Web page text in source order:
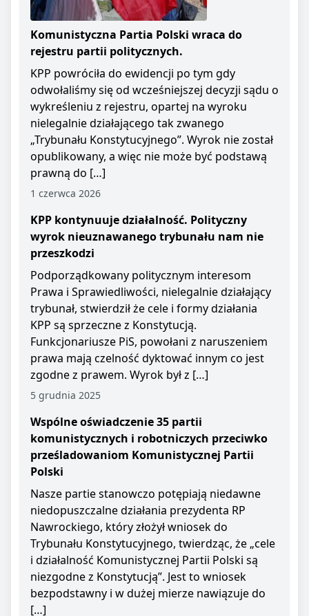
Komunistyczna Partia Polski wraca do
rejestru partii politycznych.
KPP powróciła do ewidencji po tym gdy
odwołaliśmy się od wcześniejszej decyzji sądu o
wykreśleniu z rejestru, opartej na wyroku
nielegalnie działającego tak zwanego
„Trybunału Konstytucyjnego”. Wyrok nie został
opublikowany, a więc nie może być podstawą
prawną do […]
1 czerwca 2026
KPP kontynuuje działalność. Polityczny
wyrok nieuznawanego trybunału nam nie
przeszkodzi
Podporządkowany politycznym interesom
Prawa i Sprawiedliwości, nielegalnie działający
trybunał, stwierdził że cele i formy działania
KPP są sprzeczne z Konstytucją.
Funkcjonariusze PiS, powołani z naruszeniem
prawa mają czelność dyktować innym co jest
zgodne z prawem. Wyrok był z […]
5 grudnia 2025
Wspólne oświadczenie 35 partii
komunistycznych i robotniczych przeciwko
prześladowaniom Komunistycznej Partii
Polski
Nasze partie stanowczo potępiają niedawne
niedopuszczalne działania prezydenta RP
Nawrockiego, który złożył wniosek do
Trybunału Konstytucyjnego, twierdząc, że „cele
i działalność Komunistycznej Partii Polski są
niezgodne z Konstytucją”. Jest to wniosek
bezpodstawny i w dużej mierze nawiązuje do
[…]